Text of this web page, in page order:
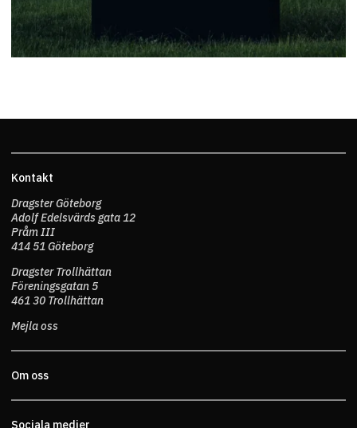
Kontakt
Dragster Göteborg
Adolf Edelsvärds gata 12
Pråm III
414 51 Göteborg
Dragster Trollhättan
Föreningsgatan 5
461 30 Trollhättan
Mejla oss
Om oss
Sociala medier